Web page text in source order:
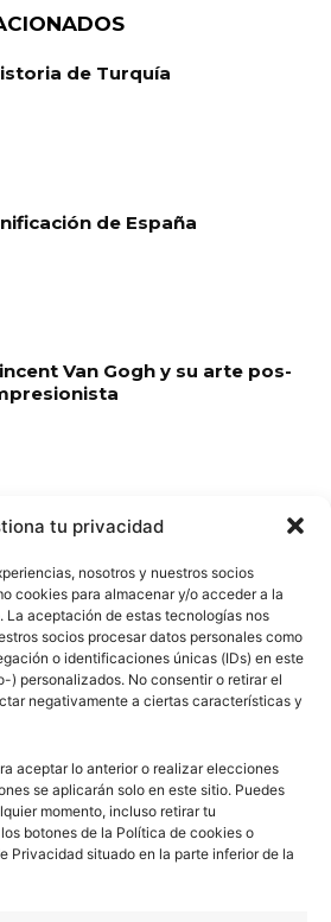
tu privacidad
nosotros y nuestros socios
cookies para almacenar y/o acceder a la
La aceptación de estas tecnologías nos
socios procesar datos personales como
o identificaciones únicas (IDs) en este
) personalizados. No consentir o retirar el
negativamente a ciertas características y
aceptar lo anterior o realizar elecciones
se aplicarán solo en este sitio. Puedes
momento, incluso retirar tu
botones de la Política de cookies o
Privacidad situado en la parte inferior de la
de Turquía
de España
Van Gogh y su arte pos-
en la Península Ibérica